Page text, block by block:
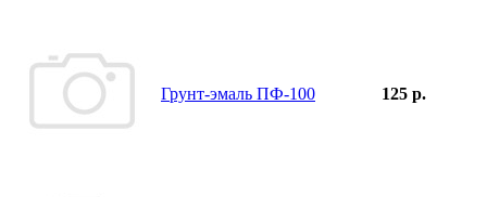
Грунт-эмаль ПФ-100 125 р.